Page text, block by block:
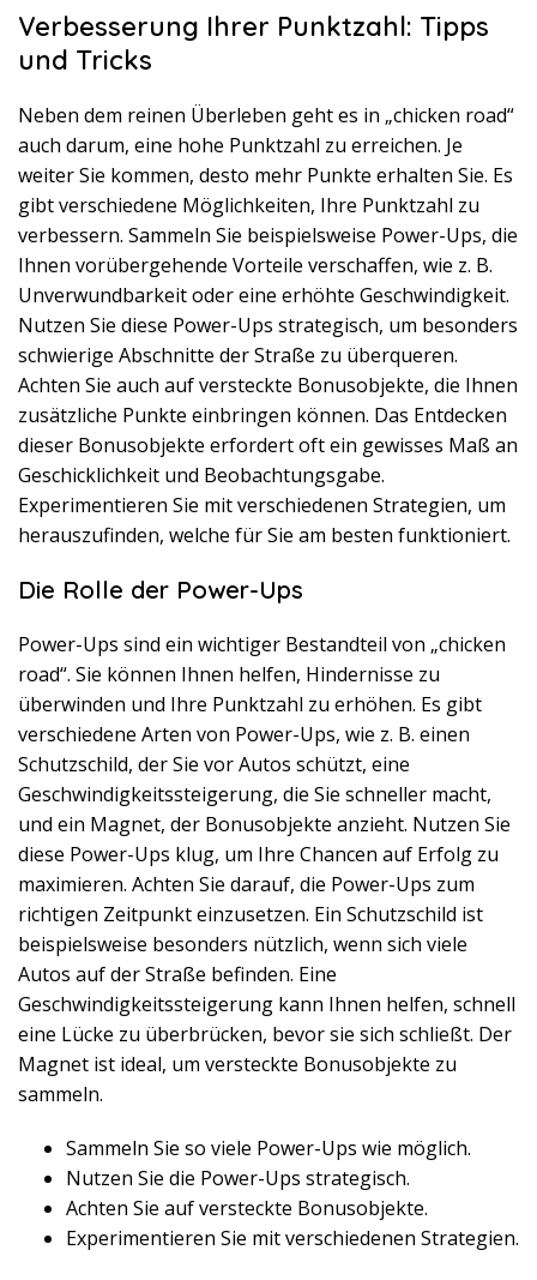
Verbesserung Ihrer Punktzahl: Tipps
und Tricks
Neben dem reinen Überleben geht es in „chicken road“
auch darum, eine hohe Punktzahl zu erreichen. Je
weiter Sie kommen, desto mehr Punkte erhalten Sie. Es
gibt verschiedene Möglichkeiten, Ihre Punktzahl zu
verbessern. Sammeln Sie beispielsweise Power-Ups, die
Ihnen vorübergehende Vorteile verschaffen, wie z. B.
Unverwundbarkeit oder eine erhöhte Geschwindigkeit.
Nutzen Sie diese Power-Ups strategisch, um besonders
schwierige Abschnitte der Straße zu überqueren.
Achten Sie auch auf versteckte Bonusobjekte, die Ihnen
zusätzliche Punkte einbringen können. Das Entdecken
dieser Bonusobjekte erfordert oft ein gewisses Maß an
Geschicklichkeit und Beobachtungsgabe.
Experimentieren Sie mit verschiedenen Strategien, um
herauszufinden, welche für Sie am besten funktioniert.
Die Rolle der Power-Ups
Power-Ups sind ein wichtiger Bestandteil von „chicken
road“. Sie können Ihnen helfen, Hindernisse zu
überwinden und Ihre Punktzahl zu erhöhen. Es gibt
verschiedene Arten von Power-Ups, wie z. B. einen
Schutzschild, der Sie vor Autos schützt, eine
Geschwindigkeitssteigerung, die Sie schneller macht,
und ein Magnet, der Bonusobjekte anzieht. Nutzen Sie
diese Power-Ups klug, um Ihre Chancen auf Erfolg zu
maximieren. Achten Sie darauf, die Power-Ups zum
richtigen Zeitpunkt einzusetzen. Ein Schutzschild ist
beispielsweise besonders nützlich, wenn sich viele
Autos auf der Straße befinden. Eine
Geschwindigkeitssteigerung kann Ihnen helfen, schnell
eine Lücke zu überbrücken, bevor sie sich schließt. Der
Magnet ist ideal, um versteckte Bonusobjekte zu
sammeln.
Sammeln Sie so viele Power-Ups wie möglich.
Nutzen Sie die Power-Ups strategisch.
Achten Sie auf versteckte Bonusobjekte.
Experimentieren Sie mit verschiedenen Strategien.